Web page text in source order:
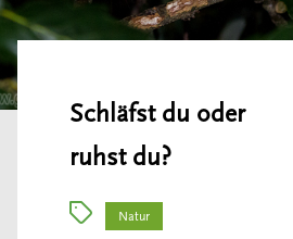
Schläfst du oder
ruhst du?
Natur